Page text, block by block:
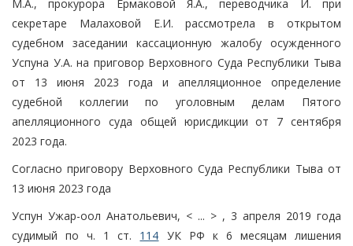
М.А., прокурора Ермаковой Я.А., переводчика И. при
секретаре Малаховой Е.И. рассмотрела в открытом
судебном заседании кассационную жалобу осужденного
Успуна У.А. на приговор Верховного Суда Республики Тыва
от 13 июня 2023 года и апелляционное определение
судебной коллегии по уголовным делам Пятого
апелляционного суда общей юрисдикции от 7 сентября
2023 года.
Согласно приговору Верховного Суда Республики Тыва от
13 июня 2023 года
Успун Ужар-оол Анатольевич, < ... > , 3 апреля 2019 года
судимый по ч. 1 ст. 114 УК РФ к 6 месяцам лишения